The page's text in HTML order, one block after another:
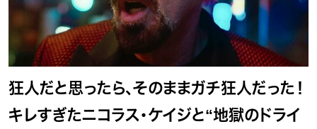
狂人だと思ったら、そのままガチ狂人だった！
キレすぎたニコラス・ケイジと“地獄のドライ